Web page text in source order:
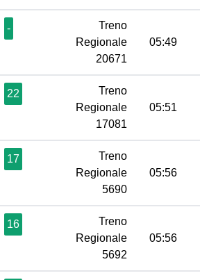
-
Treno
Regionale
20671
05:49
22
Treno
Regionale
17081
05:51
17
Treno
Regionale
5690
05:56
16
Treno
Regionale
5692
05:56